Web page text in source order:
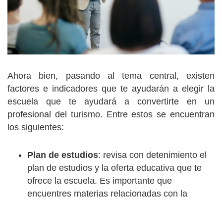
Ahora bien, pasando al tema central, existen
factores e indicadores que te ayudarán a elegir la
escuela que te ayudará a convertirte en un
profesional del turismo. Entre estos se encuentran
los siguientes:
Plan de estudios: revisa con detenimiento el
plan de estudios y la oferta educativa que te
ofrece la escuela. Es importante que
encuentres materias relacionadas con la